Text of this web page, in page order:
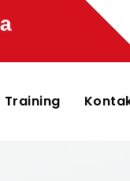
Training